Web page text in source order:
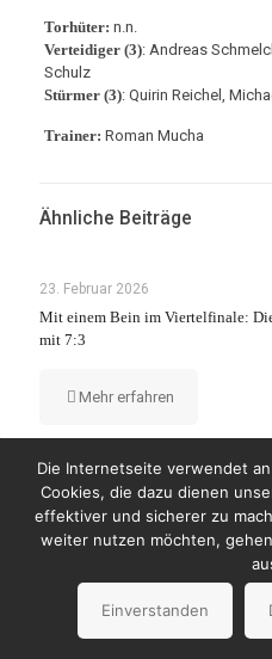
Torhüter: n.n.
Verteidiger (3): Andreas
Schulz
Stürmer (3): Quirin Reichel,
Trainer: Roman Mucha
Ähnliche Beiträge
23. Februar 2026
Mit einem Bein im Viertelfinale:
mit 7:3
Mehr erfahren
© Copyright 2023 by
Impressum
Die Internetseite verwendet
Cookies, die dazu dienen
effektiver und sicherer zu
weiter nutzen möchten,
Einverstanden